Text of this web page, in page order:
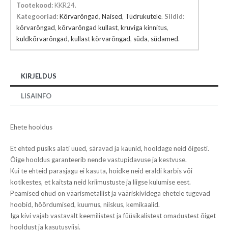
Tootekood: KKR24.
Kategooriad:Kõrvarõngad, Naised, Tüdrukutele. Sildid:
kõrvarõngad, kõrvarõngad kullast, kruviga kinnitus,
kuldkõrvarõngad, kullast kõrvarõngad, süda, südamed.
KIRJELDUS
LISAINFO
Ehete hooldus
Et ehted püsiks alati uued, säravad ja kaunid, hooldage neid õigesti.
Õige hooldus garanteerib nende vastupidavuse ja kestvuse.
Kui te ehteid parasjagu ei kasuta, hoidke neid eraldi karbis või
kotikestes, et kaitsta neid kriimustuste ja liigse kulumise eest.
Peamised ohud on väärismetallist ja vääriskividega ehetele tugevad
hoobid, hõõrdumised, kuumus, niiskus, kemikaalid.
Iga kivi vajab vastavalt keemilistest ja füüsikalistest omadustest õiget
hooldust ja kasutusviisi.